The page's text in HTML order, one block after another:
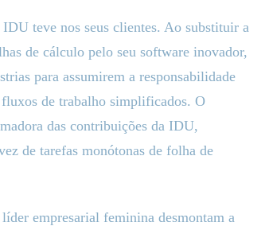
teve nos seus clientes. Ao substituir a
de cálculo pelo seu software inovador,
para assumirem a responsabilidade
fluxos de trabalho simplificados. O
das contribuições da IDU,
de tarefas monótonas de folha de
empresarial feminina desmontam a